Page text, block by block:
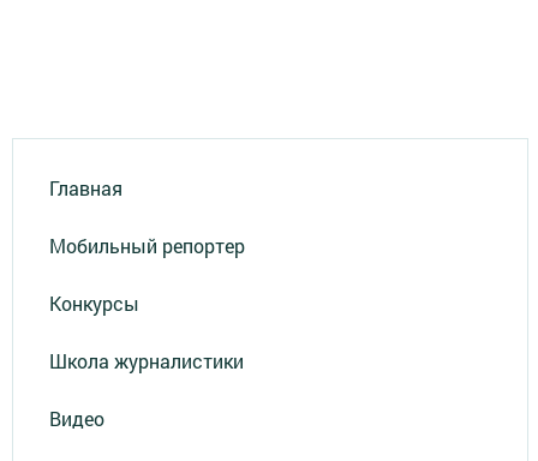
Главная
Мобильный репортер
Конкурсы
Школа журналистики
Видео